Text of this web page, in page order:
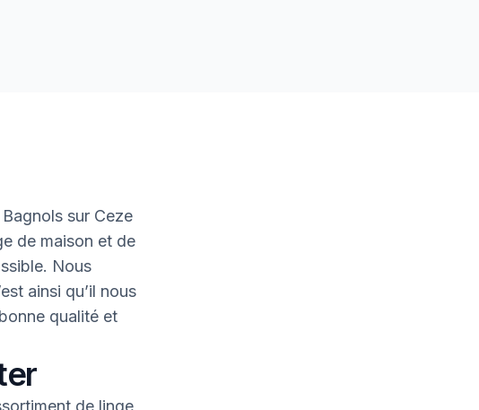
sur Ceze
de maison et de
Nous
ainsi qu’il nous
qualité et
de linge